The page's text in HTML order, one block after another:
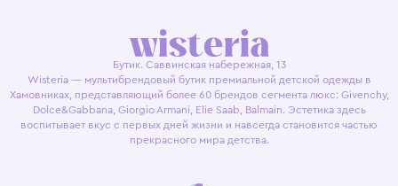
Бутик. Саввинская набережная, 13
Wisteria — мультибрендовый бутик премиальной детской одежды в
Хамовниках, представляющий более 60 брендов сегмента люкс: Givenchy,
Dolce&Gabbana, Giorgio Armani, Elie Saab, Balmain. Эстетика здесь
воспитывает вкус с первых дней жизни и навсегда становится частью
прекрасного мира детства.